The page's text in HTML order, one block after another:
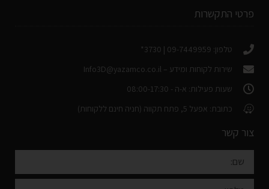
פרטי התקשרות
טלפון: 09-7449959 | 3730*
שירות לקוחות ומידע – Info3D@yazamco.co.il
שעות פעילות: א-ה - 08:00-17:30
כתובת: אפעל 5, פתח תקווה (חניה חינם ללקוחות)
צור קשר